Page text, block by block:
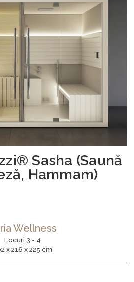
Sasha (Saună
Hammam)
Wellness
Locuri 3 - 4
x 216 x 225 cm